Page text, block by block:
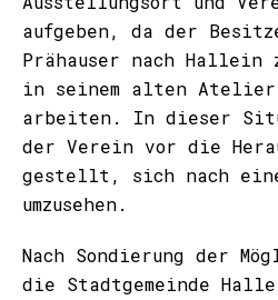
aufgeben, da der
Prähauser nach Hallein
in seinem alten Atelier
arbeiten. In dieser
der Verein vor die
gestellt, sich nach
umzusehen.
Nach Sondierung der
die Stadtgemeinde